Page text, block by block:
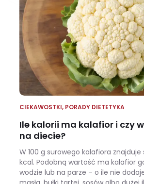
CIEKAWOSTKI, PORADY DIETETYKA
Ile kalorii ma kalafior i czy
na diecie?
W 100 g surowego kalafiora znajduje
kcal. Podobną wartość ma kalafior
wodzie lub na parze – o ile nie